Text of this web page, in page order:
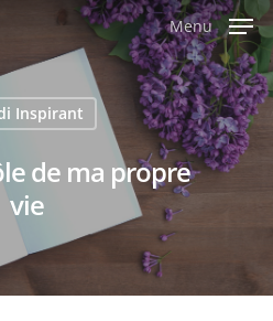
Menu
Inspirant
de ma propre
vie